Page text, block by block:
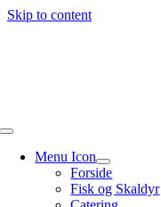
Skip to content
Menu Icon
Forside
Fisk og Skaldyr